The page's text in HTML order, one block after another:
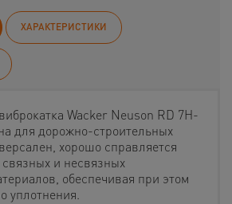
ХАРАКТЕРИСТИКИ
Wacker Neuson RD 7H-
для дорожно-строительных
хорошо справляется
и несвязных
обеспечивая при этом
уплотнения.